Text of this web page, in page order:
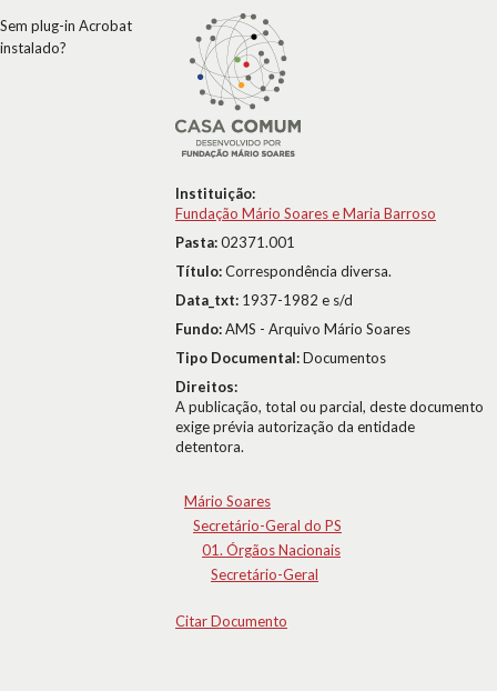
Instituição:
Fundação Mário Soares e Maria Barroso
Pasta:02371.001
Título:Correspondência diversa.
Data_txt: 1937-1982 e s/d
Fundo:AMS - Arquivo Mário Soares
Tipo Documental:Documentos
Direitos:
A publicação, total ou parcial, deste documento
exige prévia autorização da entidade
detentora.
Mário Soares
Secretário-Geral do PS
01. Órgãos Nacionais
Secretário-Geral
Citar Documento
Sem plug-in Acrobat
instalado?